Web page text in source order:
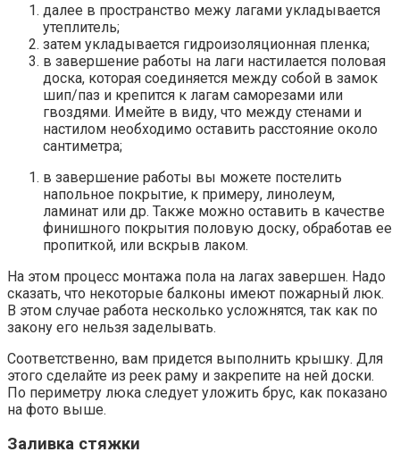
далее в пространство межу лагами укладывается
утеплитель;
затем укладывается гидроизоляционная пленка;
в завершение работы на лаги настилается половая
доска, которая соединяется между собой в замок
шип/паз и крепится к лагам саморезами или
гвоздями. Имейте в виду, что между стенами и
настилом необходимо оставить расстояние около
сантиметра;
в завершение работы вы можете постелить
напольное покрытие, к примеру, линолеум,
ламинат или др. Также можно оставить в качестве
финишного покрытия половую доску, обработав ее
пропиткой, или вскрыв лаком.
На этом процесс монтажа пола на лагах завершен. Надо
сказать, что некоторые балконы имеют пожарный люк.
В этом случае работа несколько усложнятся, так как по
закону его нельзя заделывать.
Соответственно, вам придется выполнить крышку. Для
этого сделайте из реек раму и закрепите на ней доски.
По периметру люка следует уложить брус, как показано
на фото выше.
Заливка стяжки